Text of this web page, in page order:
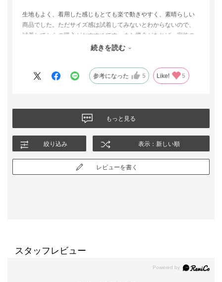
生地もよく、着用した感じもとても楽で動きやすく、素晴らしい
商品でした。ただサイズ感は試着してみないとわからないので、
試着してからの購入がおすすめです。また機会があれば、家族の
分も検討したいと思います。続きを読む
参考になった 5 Like! 5
もっと見る
絞り込み 表示：新しい順
レビューを書く
スタッフレビュー